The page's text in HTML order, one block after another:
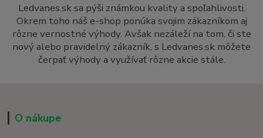
Ledvanes.sk sa pýši známkou kvality a spoľahlivosti.
Okrem toho náš e-shop ponúka svojim zákazníkom aj
rôzne vernostné výhody. Avšak nezáleží na tom, či ste
nový alebo pravidelný zákazník, s Ledvanes.sk môžete
čerpať výhody a využívať rôzne akcie stále.
O nákupe